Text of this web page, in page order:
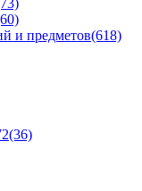
и предметов(618)
(36)